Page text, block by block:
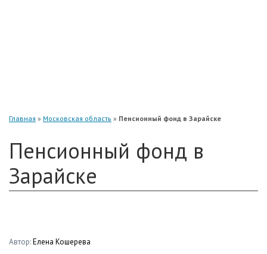
Главная » Московская область » Пенсионный фонд в Зарайске
Пенсионный фонд в
Зарайске
Автор:Елена Кошерева